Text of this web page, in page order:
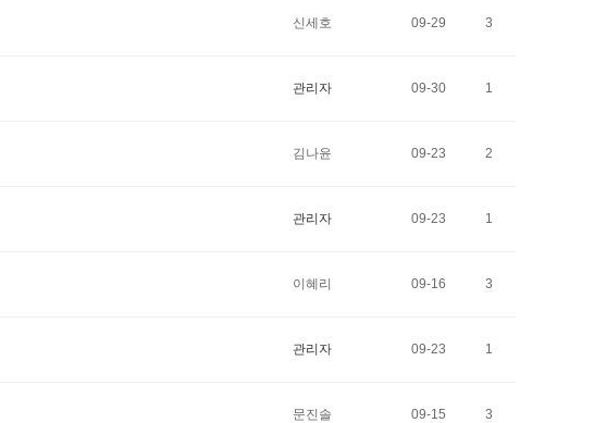
신세호 09-29 3
관리자 09-30 1
김나윤 09-23 2
관리자 09-23 1
이혜리 09-16 3
관리자 09-23 1
문진솔 09-15 3